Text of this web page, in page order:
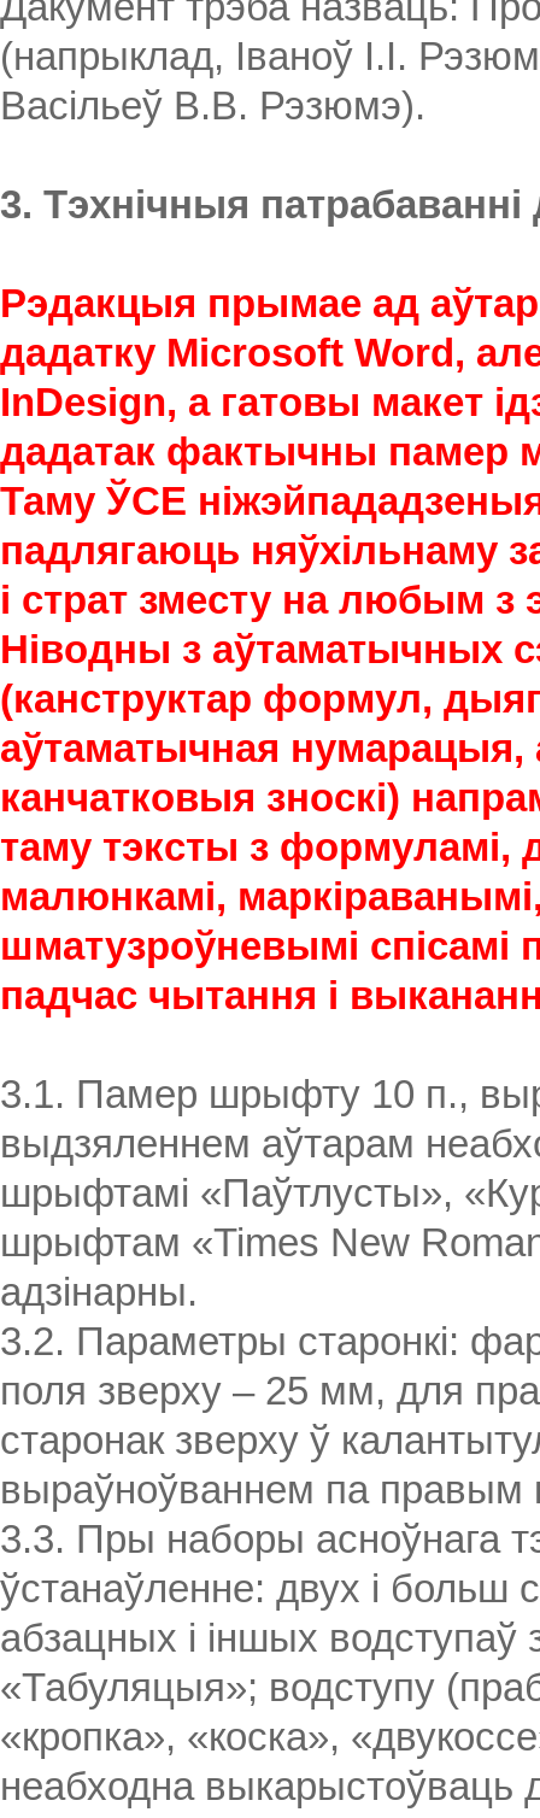
(напрыклад, Іваноў І.І.
Васільеў В.В. Рэзюмэ).
3. Тэхнічныя
Рэдакцыя прымае ад
дадатку Microsoft Word,
InDesign, а гатовы макет
дадатак фактычны памер
Таму ЎСЕ
падлягаюць няўхільнаму
і страт зместу на любым з
Ніводны з аўтаматычных
(канструктар формул,
аўтаматычная нумарацыя,
канчатковыя зноскі)
таму тэксты з формуламі,
малюнкамі,
шматузроўневымі спісамі
падчас чытання і
3.1. Памер шрыфту 10 п.,
выдзяленнем аўтарам
шрыфтамі «Паўтлусты»,
шрыфтам «Times New
адзінарны.
3.2. Параметры старонкі:
поля зверху – 25 мм, для
старонак зверху ў
выраўноўваннем па правым
3.3. Пры наборы асноўнага
ўстанаўленне: двух і больш
абзацных і іншых водступаў
«Табуляцыя»; водступу
«кропка», «коска»,
неабходна выкарыстоўваць